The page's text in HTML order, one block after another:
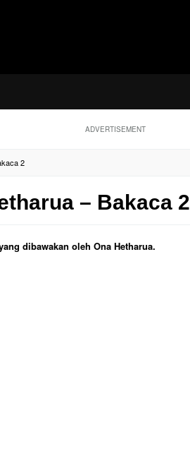
ADVERTISEMENT
2
– Bakaca 2
dibawakan oleh Ona Hetharua.